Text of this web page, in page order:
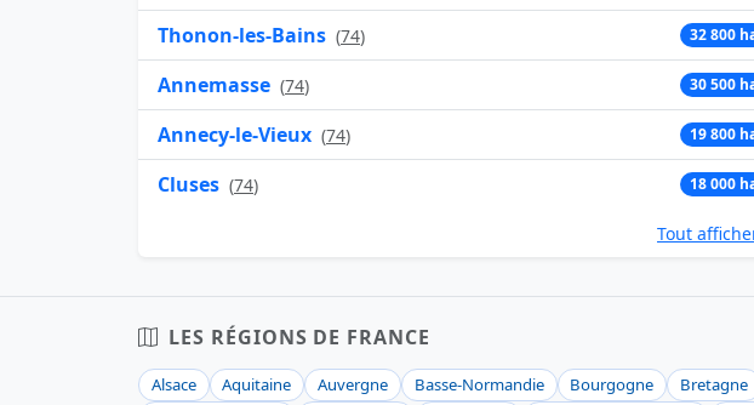
Thonon-les-Bains (74) 32 800
Annemasse (74) 30 500
Annecy-le-Vieux (74) 19 800
Cluses (74) 18 000
Tout
LES RÉGIONS DE FRANCE
Alsace Aquitaine Auvergne Basse-Normandie Bourgogne Bretagne